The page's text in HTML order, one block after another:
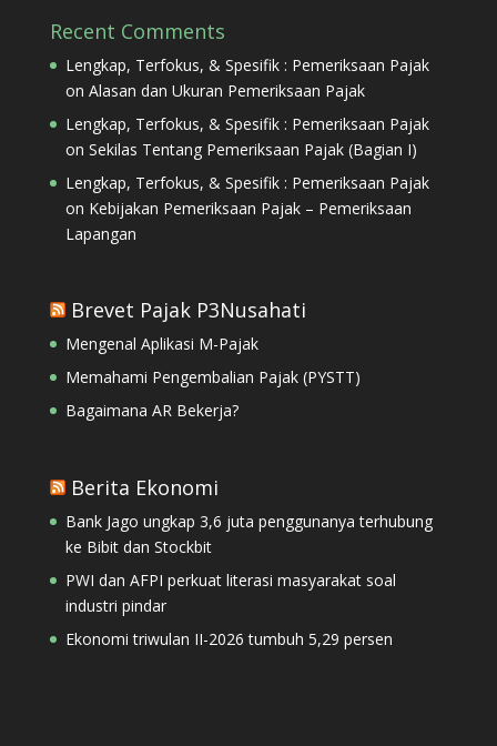
Recent Comments
Lengkap, Terfokus, & Spesifik : Pemeriksaan Pajak
on Alasan dan Ukuran Pemeriksaan Pajak
Lengkap, Terfokus, & Spesifik : Pemeriksaan Pajak
on Sekilas Tentang Pemeriksaan Pajak (Bagian I)
Lengkap, Terfokus, & Spesifik : Pemeriksaan Pajak
on Kebijakan Pemeriksaan Pajak – Pemeriksaan
Lapangan
Brevet Pajak P3Nusahati
Mengenal Aplikasi M-Pajak
Memahami Pengembalian Pajak (PYSTT)
Bagaimana AR Bekerja?
Berita Ekonomi
Bank Jago ungkap 3,6 juta penggunanya terhubung
ke Bibit dan Stockbit
PWI dan AFPI perkuat literasi masyarakat soal
industri pindar
Ekonomi triwulan II-2026 tumbuh 5,29 persen